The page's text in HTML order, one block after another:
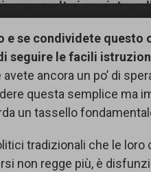
va colta in un
e se condividete
seguire le facili
ancora un po’ di
questa semplice ma
un tassello
tradizionali che le
non regge più, è